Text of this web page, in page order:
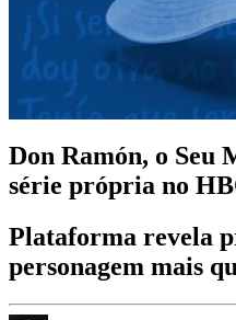
Don Ramón, o Seu
série própria no
Plataforma revela
personagem mais